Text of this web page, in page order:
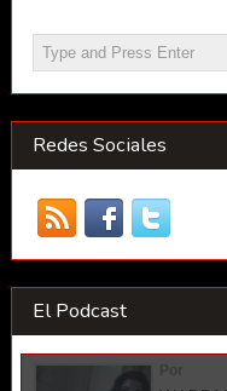
Redes Sociales
El Podcast